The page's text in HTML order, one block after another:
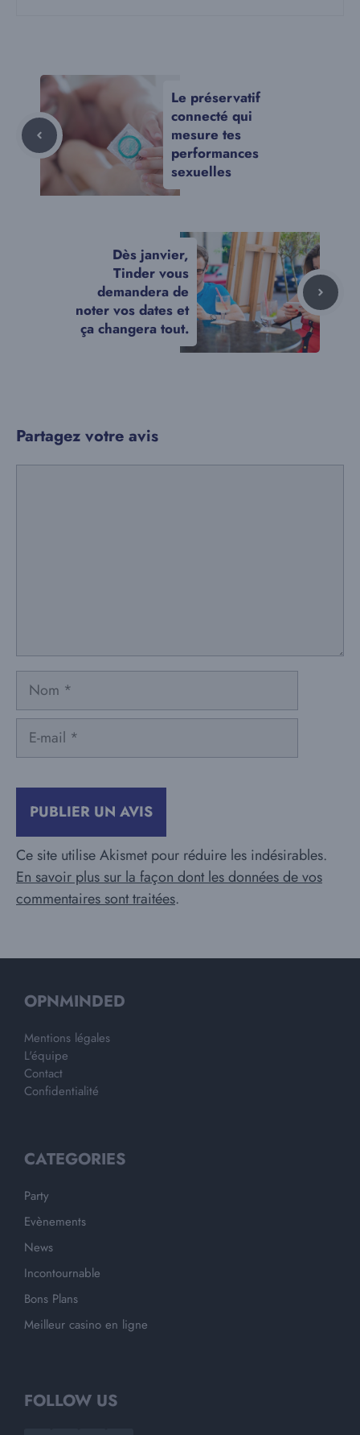
Le préservatif
connecté qui
mesure tes
performances
sexuelles
Dès janvier,
Tinder vous
demandera de
noter vos dates et
ça changera tout.
Partagez votre avis
Nom
Ce site utilise Akismet pour réduire les indésirables.
En savoir plus sur la façon dont les données de vos
commentaires sont traitées.
OPNMINDED
Mentions légales
L'équipe
Contact
Confidentialité
CATEGORIES
Party
Evènements
News
Incontournable
Bons Plans
Meilleur casino en ligne
FOLLOW US